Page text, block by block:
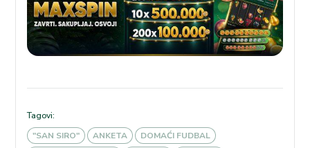
Tagovi:
"SAN SIRO"
ANKETA
DOMAĆI FUDBAL